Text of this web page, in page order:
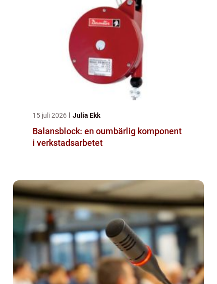
15 juli 2026 Julia Ekk
Balansblock: en oumbärlig komponent
i verkstadsarbetet